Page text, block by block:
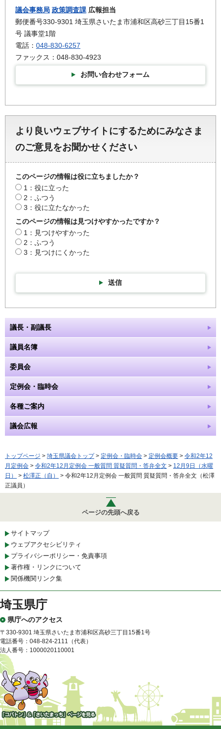
議会事務局 政策調査課 広報担当
郵便番号330-9301 埼玉県さいたま市浦和区高砂三丁目15番1
号 議事堂1階
電話： 048-830-6257
ファックス：048-830-4923
お問い合わせフォーム
より良いウェブサイトにするためにみなさま
のご意見をお聞かせください
このページの情報は役に立ちましたか？
1：役に立った
2：ふつう
3：役に立たなかった
このページの情報は見つけやすかったですか？
1：見つけやすかった
2：ふつう
3：見つけにくかった
送信
議長・副議長
議員名簿
委員会
定例会・臨時会
各種ご案内
議会広報
トップページ > 埼玉県議会トップ> 定例会・臨時会 > 定例会概要 > 令和2年12
月定例会 > 令和2年12月定例会 一般質問 質疑質問・答弁全文 > 12月9日（水曜
日）
> 松澤正（自）
> 令和2年12月定例会 一般質問 質疑質問・答弁全文（松澤
正議員）
ページの先頭へ戻る
サイトマップ
ウェブアクセシビリティ
プライバシーポリシー・免責事項
著作権・リンクについて
関係機関リンク集
埼玉県庁
県庁へのアクセス
〒330-9301 埼玉県さいたま市浦和区高砂三丁目15番1号
電話番号：048-824-2111（代表）
法人番号：1000020110001
「コバトン」&「さいたまっ